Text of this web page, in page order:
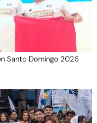
Santo Domingo 2026